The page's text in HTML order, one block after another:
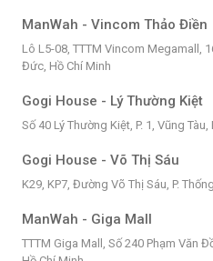
ManWah - Vincom Thảo Điền
Lô L5-08, TTTM Vincom Megamall,
Đức, Hồ Chí Minh
Gogi House - Lý Thường Kiệt
Số 40 Lý Thường Kiệt, P. 1, Vũng Tàu,
Gogi House - Võ Thị Sáu
K29, KP7, Đường Võ Thị Sáu, P.
ManWah - Giga Mall
TTTM Giga Mall, Số 240 Phạm Văn